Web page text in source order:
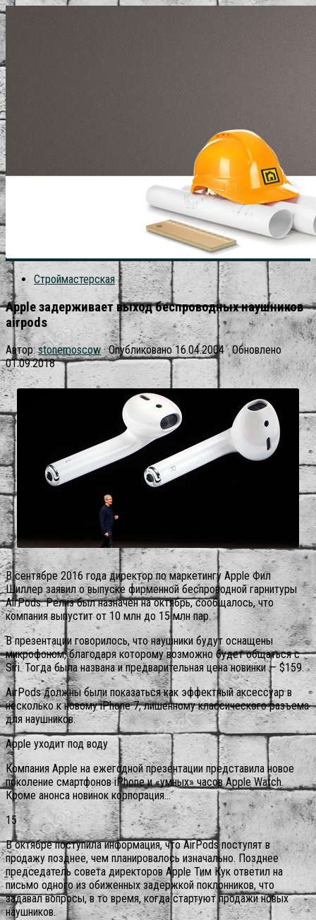
Строймастерская
Apple задерживает выход беспроводных наушников
airpods
Автор:stonemoscow · Опубликовано16.04.2004· Обновлено
01.09.2018
В сентябре 2016 года директор по маркетингу Apple Фил
Шиллер заявил о выпуске фирменной беспроводной гарнитуры
AirPods. Релиз был назначен на октябрь, сообщалось, что
компания выпустит от 10 млн до 15 млн пар.
В презентации говорилось, что наушники будут оснащены
микрофоном, благодаря которому возможно будет общаться с
Siri. Тогда была названа и предварительная цена новинки — $159.
AirPods должны были показаться как эффектный аксессуар в
несколько к новому iPhone 7, лишенному классического разъема
для наушников.
Apple уходит под воду
Компания Apple на ежегодной презентации представила новое
поколение смартфонов iPhone и «умных» часов Apple Watch.
Кроме анонса новинок корпорация…
15
В октябре поступила информация, что AirPods поступят в
продажу позднее, чем планировалось изначально. Позднее
председатель совета директоров Apple Тим Кук ответил на
письмо одного из обиженных задержкой поклонников, что
задавал вопросы, в то время, когда стартуют продажи новых
наушников.